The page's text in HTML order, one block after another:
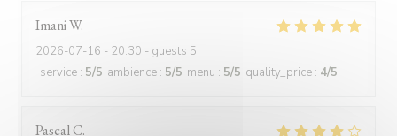
ImaniW
2026-07-16 - 20:30 - guests 5
service : 5/5 ambience : 5/5 menu : 5/5 quality_price : 4/5
PascalC